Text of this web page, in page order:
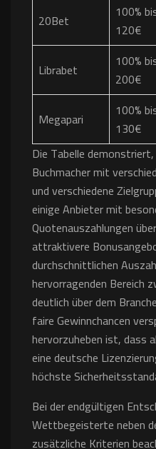
20Bet
100%
120€
Librabet
100%
200€
Megapari
100%
130€
Die Tabelle
Buchmacher mit
und verschiedene
einige Anbieter mit
Quotenauszahlungen
attraktivere
durchschnittlichen
hervorragenden Bereich
deutlich über dem
faire Gewinnchancen
hervorzuheben ist, dass
eine deutsche
höchste
Bei der endgültigen
Wettbegeisterte neben
zusätzliche Kriterien